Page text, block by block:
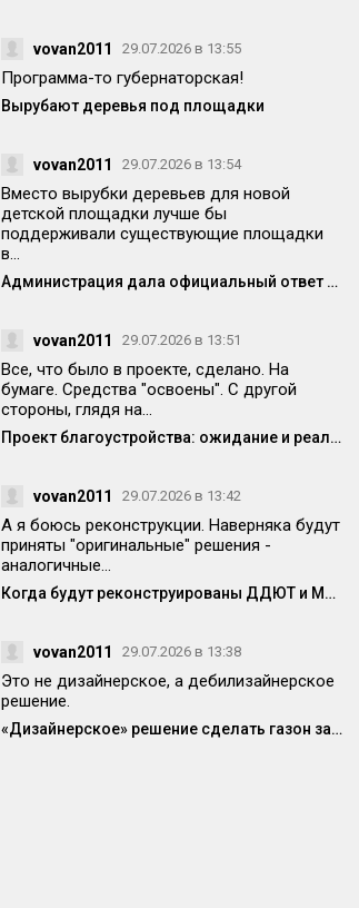
vovan2011 29.07.2026 в 13:55
Программа-то губернаторская!
Вырубают деревья под площадки
vovan2011 29.07.2026 в 13:54
Вместо вырубки деревьев для новой
детской площадки лучше бы
поддерживали существующие площадки
в...
Администрация дала официальный ответ по поводу спила деревьев на Победе 14
vovan2011 29.07.2026 в 13:51
Все, что было в проекте, сделано. На
бумаге. Средства "освоены". С другой
стороны, глядя на...
Проект благоустройства: ожидание и реальность
vovan2011 29.07.2026 в 13:42
А я боюсь реконструкции. Наверняка будут
приняты "оригинальные" решения -
аналогичные...
Когда будут реконструированы ДДЮТ и МЦ?
vovan2011 29.07.2026 в 13:38
Это не дизайнерское, а дебилизайнерское
решение.
«Дизайнерское» решение сделать газон заставляет людей прыгать через бордюр или выходить навстречу потоку машин